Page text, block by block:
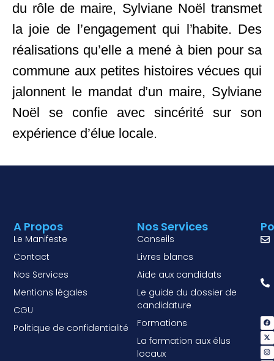
du rôle de maire, Sylviane Noël transmet
la joie de l’engagement qui l’habite. Des
réalisations qu’elle a mené à bien pour sa
commune aux petites histoires vécues qui
jalonnent le mandat d’un maire, Sylviane
Noël se confie avec sincérité sur son
expérience d’élue locale.
Nos Services
Conseils
Livres blancs
Aide aux candidats
Le guide du dossier de
candidature
Formations
La formation aux élus
locaux
A Propos
Le Manifeste
Contact
Nos Services
Mentions légales
CGU
Politique de confidentialité